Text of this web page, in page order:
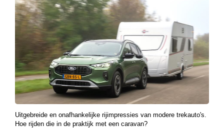
Uitgebreide en onafhankelijke rijimpressies van modere trekauto's.
Hoe rijden die in de praktijk met een caravan?